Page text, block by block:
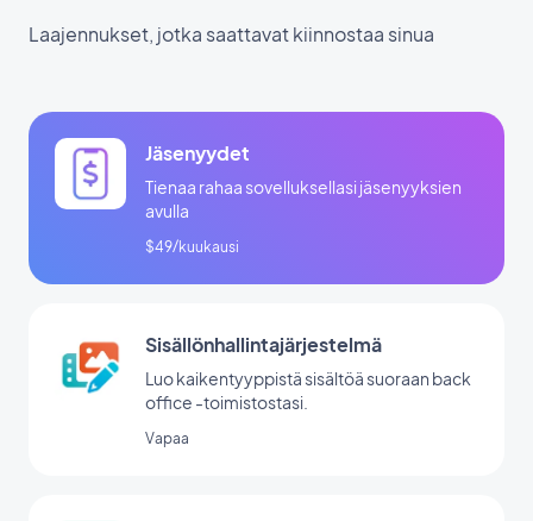
Laajennukset, jotka saattavat kiinnostaa sinua
Jäsenyydet
Tienaa rahaa sovelluksellasi jäsenyyksien
avulla
$49/kuukausi
Sisällönhallintajärjestelmä
Luo kaikentyyppistä sisältöä suoraan back
office -toimistostasi.
Vapaa